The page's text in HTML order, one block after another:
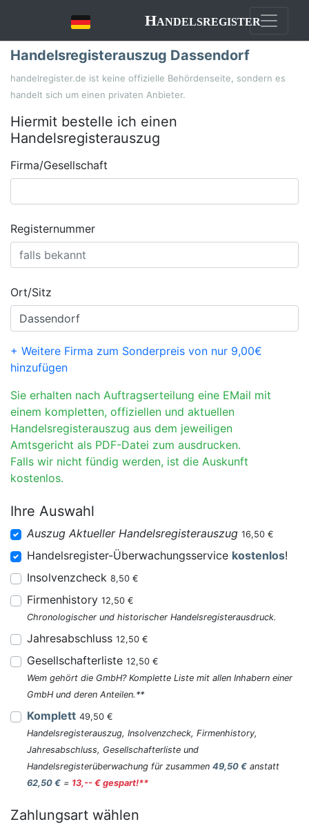
Handelsregister
Handelsregisterauszug Dassendorf
handelregister.de ist keine offizielle Behördenseite, sondern es
handelt sich um einen privaten Anbieter.
Hiermit bestelle ich einen
Handelsregisterauszug
Firma/Gesellschaft
Registernummer
Ort/Sitz
+ Weitere Firma zum Sonderpreis von nur 9,00€
hinzufügen
Sie erhalten nach Auftragserteilung eine EMail mit
einem kompletten, offiziellen und aktuellen
Handelsregisterauszug aus dem jeweiligen
Amtsgericht als PDF-Datei zum ausdrucken.
Falls wir nicht fündig werden, ist die Auskunft
kostenlos.
Ihre Auswahl
Auszug Aktueller Handelsregisterauszug 16,50 €
Handelsregister-Überwachungsservice kostenlos!
Insolvenzcheck 8,50 €
Firmenhistory 12,50 €
Chronologischer und historischer Handelsregisterausdruck.
Jahresabschluss 12,50 €
Gesellschafterliste 12,50 €
Wem gehört die GmbH? Komplette Liste mit allen Inhabern einer
GmbH und deren Anteilen.**
Komplett 49,50 €
Handelsregisterauszug, Insolvenzcheck, Firmenhistory,
Jahresabschluss, Gesellschafterliste und
Handelsregisterüberwachung für zusammen 49,50 € anstatt
62,50 € = 13,-- € gespart!**
Zahlungsart wählen